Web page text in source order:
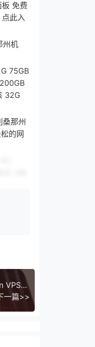
免费
此入
州机
75GB
32G
那州
的网
样的
2
点此入
AlexHost摩尔多瓦独立日促销：抗投诉VPSRyzen VPS独立服务器3欧元月起，可匿名注册，支持Paypal和主流加密货币
一篇>>